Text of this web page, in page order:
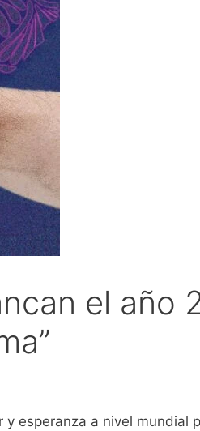
el año
esperanza a nivel mundial